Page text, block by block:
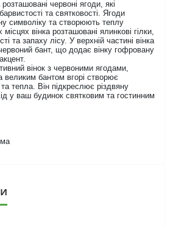
червоні ягоди, які
та святковості. Ягоди
символіку та створюють теплу
вінка розташовані ялинкові гілки,
та запаху лісу. У верхній частині вінка
бант, що додає вінку гофровану
вінок з червоними ягодами,
великим бантом вгорі створює
тепла. Він підкреслює різдвяну
у ваш будинок святковим та гостинним